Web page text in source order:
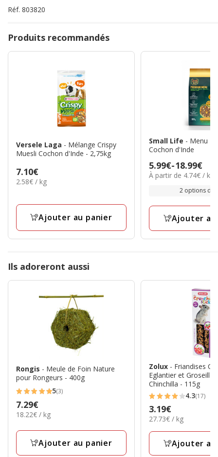
Réf. 803820
Produits recommandés
Versele Laga - Mélange Crispy
Muesli Cochon d'Inde - 2,75kg
Prix
7.10€
7.10€
2.58€
2.58€ / kg
Ajouter au panier
Small Life - Menu
Cochon d'Inde
Prix
de
18.99€
5.99€-18.99€
4.74€
À partir de 4.74€ / kg
2 options de
Ajouter
Ils adoreront aussi
Rongis - Meule de Foin Nature
pour Rongeurs - 400g
5
étoiles
avec
3
5(3)
Prix
7.29€
7.29€
18.22€
Kg
18.22€ / kg
Ajouter au panier
Zolux - Friandises
Eglantier et Groseille
Chinchilla - 115g
4.3
étoiles
avec
17
4.3(17)
Prix
3.19€
3.19€
27.73€
Kg
27.73€ / kg
Ajouter